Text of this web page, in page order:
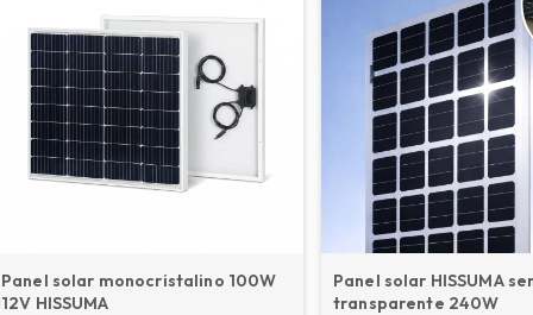
Panel solar monocristalino 100W
12V HISSUMA
Panel solar HISSUMA
transparente 240W